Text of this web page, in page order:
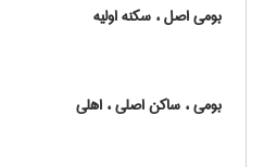
بومی اصل ، سکنه اولیه
بومی ، ساکن اصلی ، اهلی